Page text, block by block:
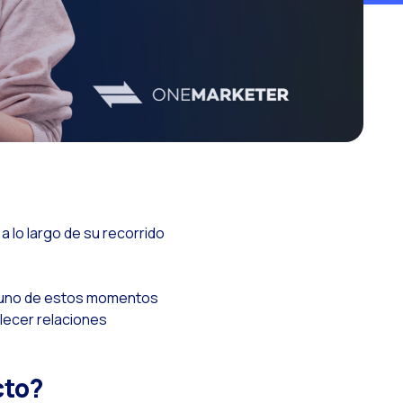
con los clientes
lo largo de su recorrido
de estos momentos
relaciones